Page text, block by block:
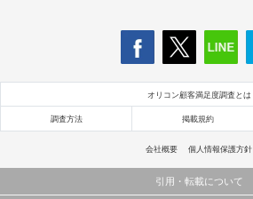
オリコン顧客満足度調査とは
調査方法 掲載規約
会社概要 個人情報保護方針
引用・転載について